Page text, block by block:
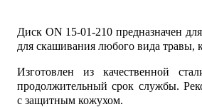
Диск ON 15-01-210 предназначен
для скашивания любого вида травы,
Изготовлен из качественной
продолжительный срок службы.
с защитным кожухом.